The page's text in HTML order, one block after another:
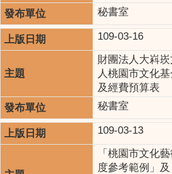
秘書室
109-03-16
財團法人大嵙
人桃園市文化
及經費預算表
秘書室
109-03-13
「桃園市文化
度參考範例」